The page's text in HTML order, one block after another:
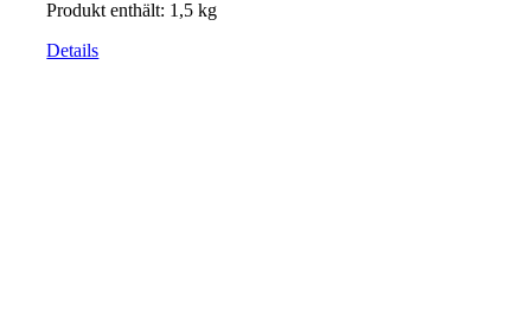
Produkt enthält: 1,5kg
Details